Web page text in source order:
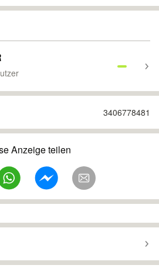
3406778481
Anzeige teilen